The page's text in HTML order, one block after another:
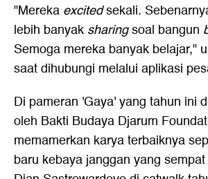
"Mereka excitedsekali.
lebih banyak sharingsoal bangun
Semoga mereka banyak belajar,"
saat dihubungi melalui aplikasi
Di pameran 'Gaya' yang tahun ini
oleh Bakti Budaya Djarum
memamerkan karya terbaiknya
baru kebaya janggan yang